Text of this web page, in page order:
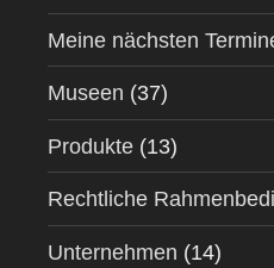
Meine nächsten
Museen (37)
Produkte (13)
Rechtliche
Unternehmen (14)